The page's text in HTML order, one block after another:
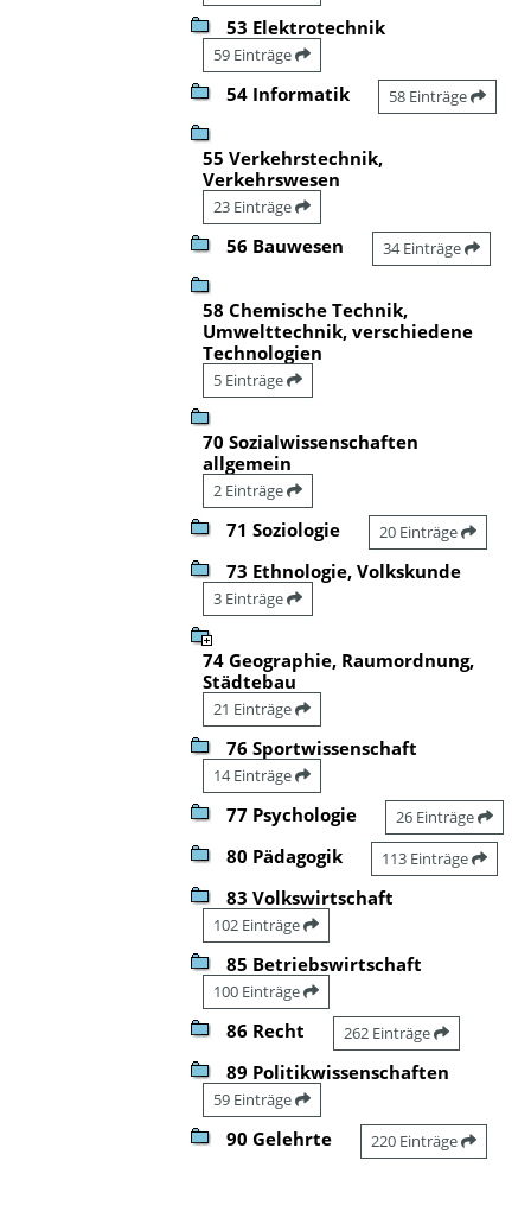
53 Elektrotechnik
59 Einträge
54 Informatik 58 Einträge
55 Verkehrstechnik,
Verkehrswesen
23 Einträge
56 Bauwesen 34 Einträge
58 Chemische Technik,
Umwelttechnik, verschiedene
Technologien
5 Einträge
70 Sozialwissenschaften
allgemein
2 Einträge
71 Soziologie 20 Einträge
73 Ethnologie, Volkskunde
3 Einträge
74 Geographie, Raumordnung,
Städtebau
21 Einträge
76 Sportwissenschaft
14 Einträge
77 Psychologie 26 Einträge
80 Pädagogik 113 Einträge
83 Volkswirtschaft
102 Einträge
85 Betriebswirtschaft
100 Einträge
86 Recht 262 Einträge
89 Politikwissenschaften
59 Einträge
90 Gelehrte 220 Einträge